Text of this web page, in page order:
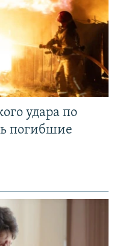
удара по
погибшие